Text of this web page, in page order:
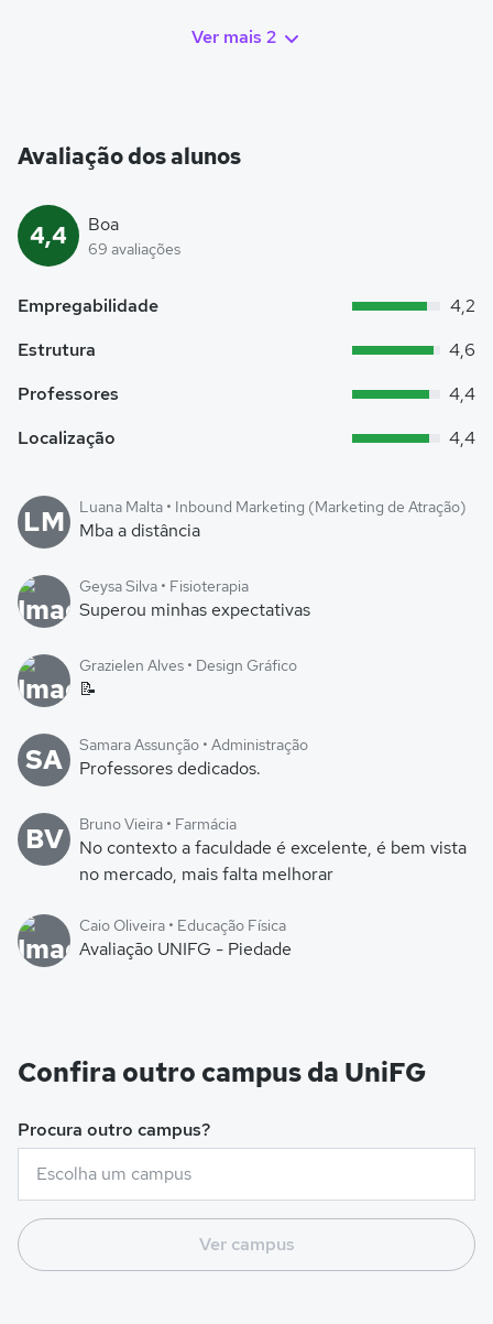
Ver mais 2
Avaliação dos alunos
4,4 Boa
69 avaliações
Empregabilidade
4,2
Estrutura
4,6
Professores
4,4
Localização
4,4
LM Luana Malta • Inbound Marketing (Marketing de Atração)
Mba a distância
Geysa Silva • Fisioterapia
Superou minhas expectativas
Grazielen Alves • Design Gráfico
📝
SA Samara Assunção • Administração
Professores dedicados.
BV Bruno Vieira • Farmácia
No contexto a faculdade é excelente, é bem vista
no mercado, mais falta melhorar
Caio Oliveira • Educação Física
Avaliação UNIFG - Piedade
Confira outro campus da UniFG
Procura outro campus?
Ver campus